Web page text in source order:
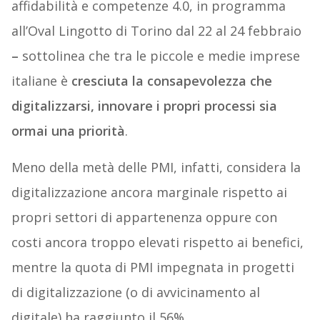
affidabilità e competenze 4.0, in programma
all’Oval Lingotto di Torino dal 22 al 24 febbraio
– sottolinea che tra le piccole e medie imprese
italiane è cresciuta la consapevolezza che
digitalizzarsi, innovare i propri processi sia
ormai una priorità.
Meno della metà delle PMI, infatti, considera la
digitalizzazione ancora marginale rispetto ai
propri settori di appartenenza oppure con
costi ancora troppo elevati rispetto ai benefici,
mentre la quota di PMI impegnata in progetti
di digitalizzazione (o di avvicinamento al